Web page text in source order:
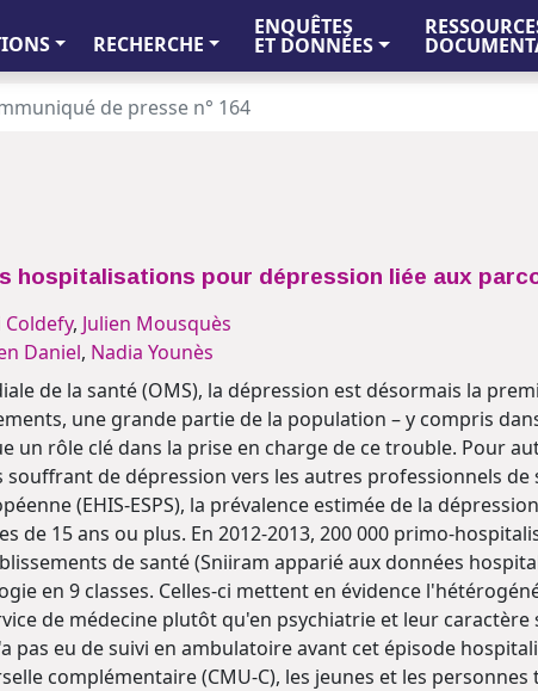
RECHERCHE
ENQUÊTES
ET DONNÉES
de presse n° 164
hospitalisations pour dépression liée aux
, Julien Mousquès
Daniel, Nadia Younès
de la santé (OMS), la dépression est désormais la
une grande partie de la population – y compris
un rôle clé dans la prise en charge de ce trouble. Pour
de dépression vers les autres professionnels de
(EHIS-ESPS), la prévalence estimée de la
de 15 ans ou plus. En 2012-2013, 200 000 primo-
de santé (Sniiram apparié aux données
en 9 classes. Celles-ci mettent en évidence
de médecine plutôt qu'en psychiatrie et leur caractère
pas eu de suivi en ambulatoire avant cet épisode
complémentaire (CMU-C), les jeunes et les